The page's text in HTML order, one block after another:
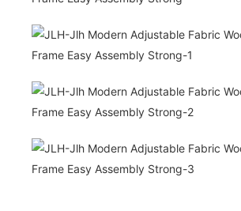
¡Hola Mundo!